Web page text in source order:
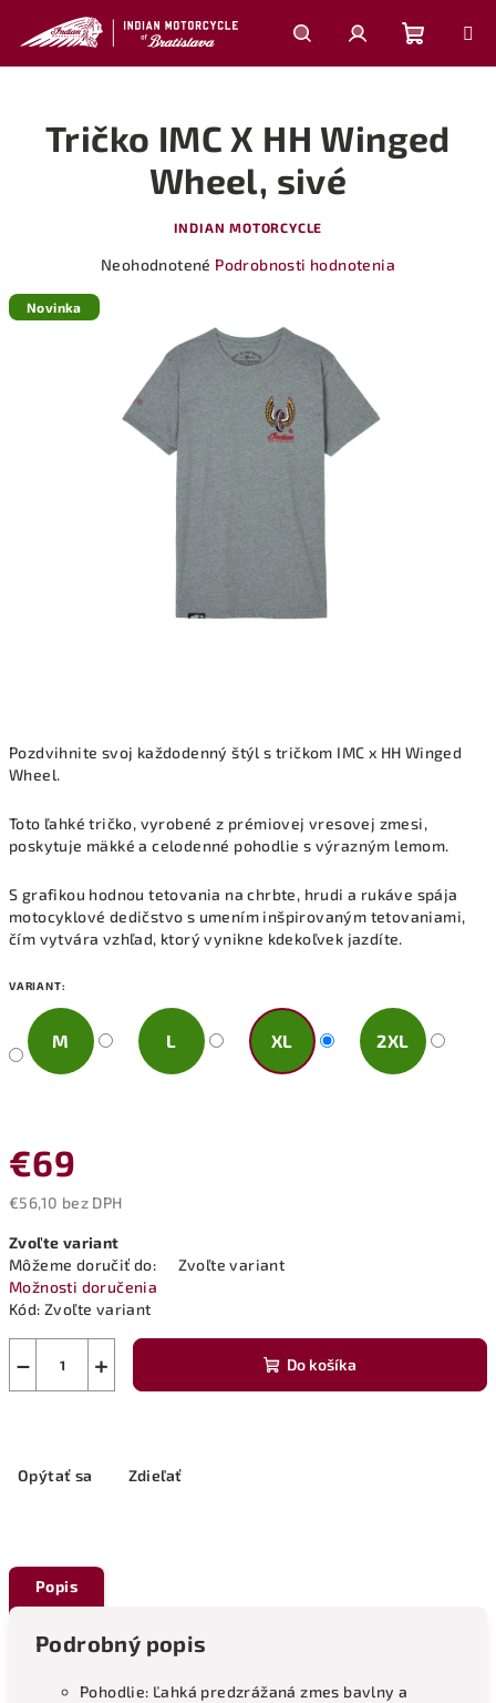
obsah
HľadaťPrihlásenie
košík
Pozdvihnite svoj každodenný štýl s tričkom IMC x HH Winged
Wheel.
Toto ľahké tričko, vyrobené z prémiovej vresovej zmesi,
poskytuje mäkké a celodenné pohodlie s výrazným lemom.
S grafikou hodnou tetovania na chrbte, hrudi a rukáve spája
motocyklové dedičstvo s umením inšpirovaným tetovaniami,
čím vytvára vzhľad, ktorý vynikne kdekoľvek jazdíte.
VARIANT:
M L XL 2XL
€69
€56,10 bez DPH
cena:
Zvoľte variant
Môžeme doručiť do:
Zvoľte variant
Možnosti doručenia
Kód: Zvoľte variant
+
− Do košíka
Opýtať sa Zdieľať
Tričko IMC X HH Winged
Wheel, sivé
INDIAN MOTORCYCLE
Priemerné
produktu
hviezdičiek.
Neohodnotené Podrobnosti hodnotenia
Novinka
Popis
Podrobný popis
Pohodlie: Ľahká predzrážaná zmes bavlny a